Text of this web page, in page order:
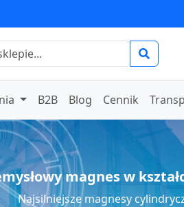
B2B Blog Cennik
magnes w
Najsilniejsze magnesy